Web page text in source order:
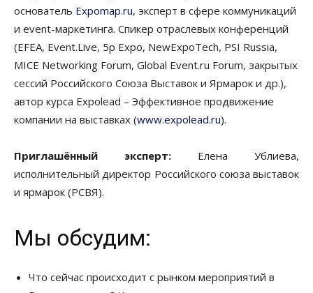
основатель Expomap.ru, эксперт в сфере коммуникаций
и event-маркетинга. Спикер отраслевых конференций
(EFEA, Event.Live, 5p Expo, NewExpoTech, PSI Russia,
MICE Networking Forum, Global Event.ru Forum, закрытых
сессий Российского Союза Выставок и Ярмарок и др.),
автор курса Expolead – Эффективное продвижение
компании на выставках (www.expolead.ru).
Приглашённый эксперт: Елена Ублиева,
исполнительный директор Российского союза выставок
и ярмарок (РСВЯ).
Мы обсудим:
Что сейчас происходит с рынком мероприятий в